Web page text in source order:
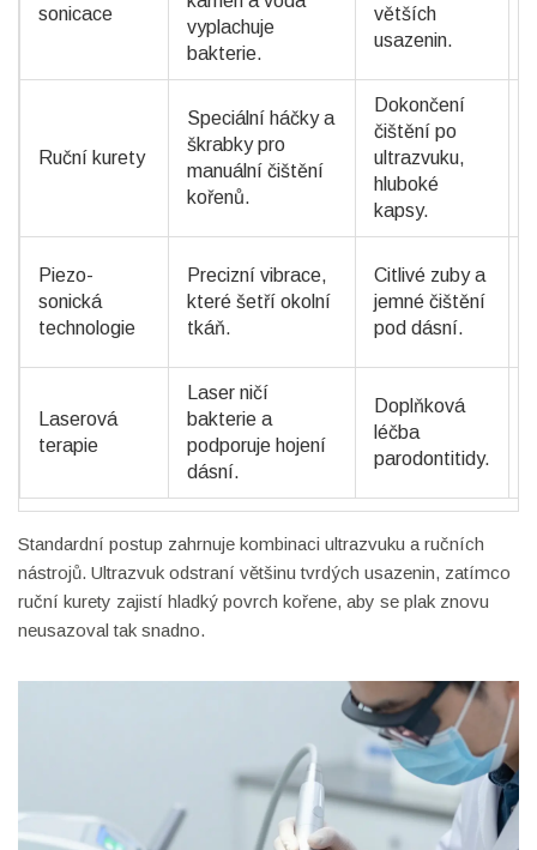
sonicace
vyplachuje
bakterie.
větších
usazenin.
Ruční kurety
Speciální háčky a
škrabky pro
manuální čištění
kořenů.
Dokončení
čištění po
ultrazvuku,
hluboké
kapsy.
Piezo-
sonická
technologie
Precizní vibrace,
které šetří okolní
tkáň.
Citlivé zuby a
jemné čištění
pod dásní.
Laserová
terapie
Laser ničí
bakterie a
podporuje hojení
dásní.
Doplňková
léčba
parodontitidy.
Standardní postup zahrnuje kombinaci ultrazvuku a ručních
nástrojů. Ultrazvuk odstraní většinu tvrdých usazenin, zatímco
ruční kurety zajistí hladký povrch kořene, aby se plak znovu
neusazoval tak snadno.